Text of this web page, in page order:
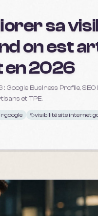
sa
on est
en 2026
Business Profile, SEO
et TPE.
google visibilité site internet